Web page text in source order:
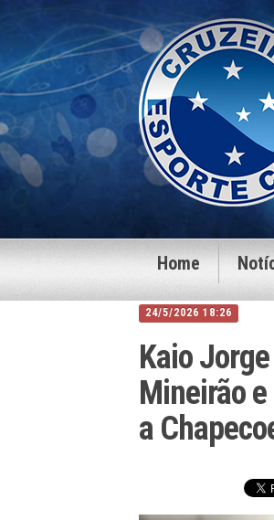
Home
24/5/2026 18:26
Kaio
Mineirão
a